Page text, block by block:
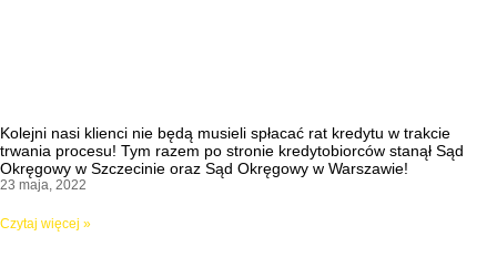
Kolejni nasi klienci nie będą musieli spłacać rat kredytu w trakcie
trwania procesu! Tym razem po stronie kredytobiorców stanął Sąd
Okręgowy w Szczecinie oraz Sąd Okręgowy w Warszawie!
23 maja, 2022
Czytaj więcej »